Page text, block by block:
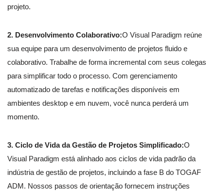
projeto.
2. Desenvolvimento Colaborativo:O Visual Paradigm reúne
sua equipe para um desenvolvimento de projetos fluido e
colaborativo. Trabalhe de forma incremental com seus colegas
para simplificar todo o processo. Com gerenciamento
automatizado de tarefas e notificações disponíveis em
ambientes desktop e em nuvem, você nunca perderá um
momento.
3. Ciclo de Vida da Gestão de Projetos Simplificado:O
Visual Paradigm está alinhado aos ciclos de vida padrão da
indústria de gestão de projetos, incluindo a fase B do TOGAF
ADM. Nossos passos de orientação fornecem instruções